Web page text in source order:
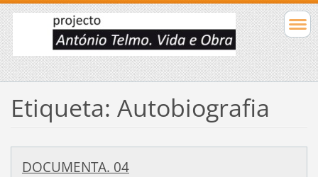
Etiqueta: Autobiografia
DOCUMENTA. 04